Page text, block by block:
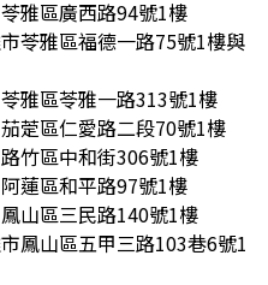
雅區廣西路94號1樓
苓雅區福德一路75號1樓與
雅區苓雅一路313號1樓
萣區仁愛路二段70號1樓
竹區中和街306號1樓
蓮區和平路97號1樓
山區三民路140號1樓
鳳山區五甲三路103巷6號1